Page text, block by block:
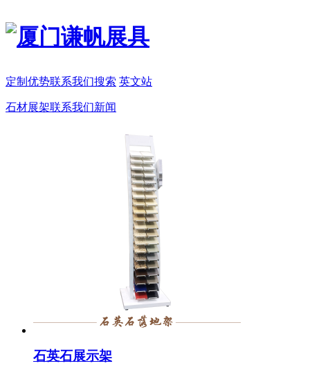
定制 优势联系我们搜索 英文站
石材展架联系我们新闻
石英石展示架